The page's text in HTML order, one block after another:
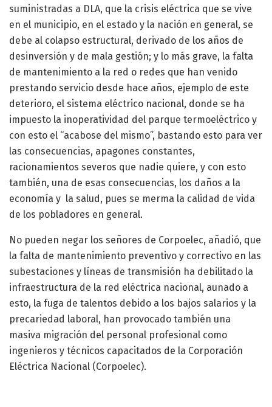
suministradas a DLA, que la crisis eléctrica que se vive
en el municipio, en el estado y la nación en general, se
debe al colapso estructural, derivado de los años de
desinversión y de mala gestión; y lo más grave, la falta
de mantenimiento a la red o redes que han venido
prestando servicio desde hace años, ejemplo de este
deterioro, el sistema eléctrico nacional, donde se ha
impuesto la inoperatividad del parque termoeléctrico y
con esto el “acabose del mismo”, bastando esto para ver
las consecuencias, apagones constantes,
racionamientos severos que nadie quiere, y con esto
también, una de esas consecuencias, los daños a la
economía y la salud, pues se merma la calidad de vida
de los pobladores en general.
No pueden negar los señores de Corpoelec, añadió, que
la falta de mantenimiento preventivo y correctivo en las
subestaciones y líneas de transmisión ha debilitado la
infraestructura de la red eléctrica nacional, aunado a
esto, la fuga de talentos debido a los bajos salarios y la
precariedad laboral, han provocado también una
masiva migración del personal profesional como
ingenieros y técnicos capacitados de la Corporación
Eléctrica Nacional (Corpoelec).